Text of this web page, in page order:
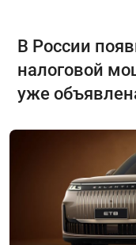
В России
налоговой
уже